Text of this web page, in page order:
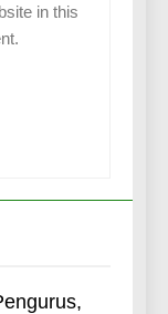
in this